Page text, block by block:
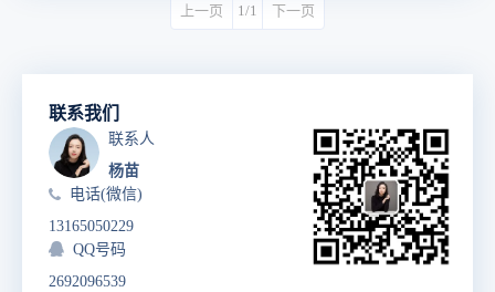
上一页 1/1 下一页
联系我们
联系人
杨苗
电话(微信)
13165050229
QQ号码
2692096539